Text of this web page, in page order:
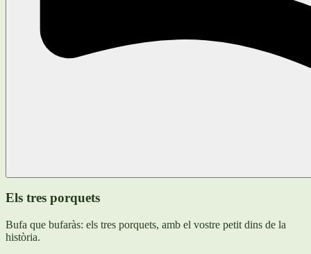
Els tres porquets
Bufa que bufaràs: els tres porquets, amb el vostre petit dins de la
història.